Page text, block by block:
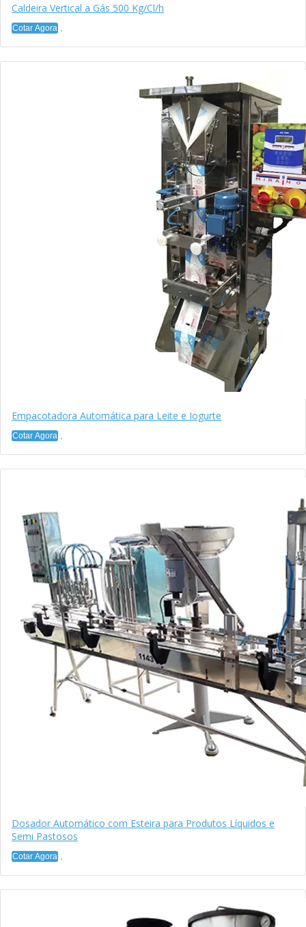
Caldeira Vertical a Gás 500 Kg/Cl/h
Cotar Agora
Empacotadora Automática para Leite e Iogurte
Cotar Agora
Dosador Automático com Esteira para Produtos Líquidos e
Semi Pastosos
Cotar Agora